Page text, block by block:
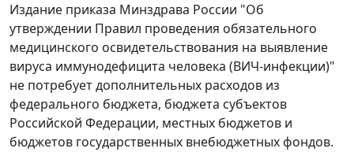
Издание приказа Минздрава России "Об
утверждении Правил проведения обязательного
медицинского освидетельствования на выявление
вируса иммунодефицита человека (ВИЧ-инфекции)"
не потребует дополнительных расходов из
федерального бюджета, бюджета субъектов
Российской Федерации, местных бюджетов и
бюджетов государственных внебюджетных фондов.